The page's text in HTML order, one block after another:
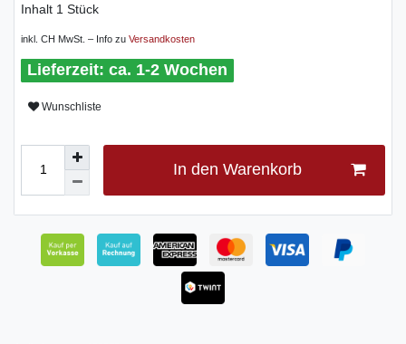
Inhalt 1 Stück
inkl. CH MwSt. – Info zu Versandkosten
ca. 1-2 Wochen
Wunschliste
In den Warenkorb